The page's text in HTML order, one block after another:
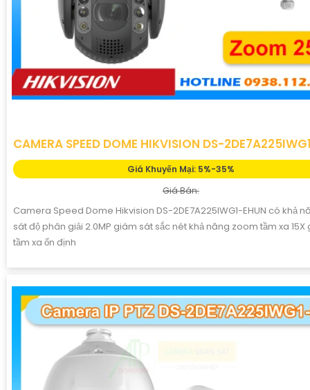
CAMERA SPEED DOME HIKVISION DS-
Giá Khuyến Mại: 5%-35%
Giá Bán:
Camera Speed Dome Hikvision DS-2DE7A225IWG1-EHUN có khả
sát độ phân giải 2.0MP giám sát sắc nét khả năng zoom tầm xa
tầm xa ổn định